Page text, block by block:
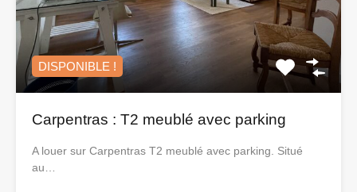
DISPONIBLE !
Carpentras : T2 meublé avec parking
A louer sur Carpentras T2 meublé avec parking. Situé
au…